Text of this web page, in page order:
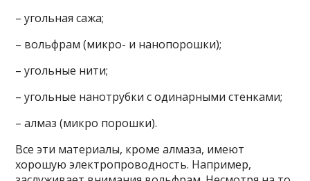
– угольная сажа;
– вольфрам (микро- и нанопорошки);
– угольные нити;
– угольные нанотрубки с одинарными стенками;
– алмаз (микро порошки).
Все эти материалы, кроме алмаза, имеют
хорошую электропроводность. Например,